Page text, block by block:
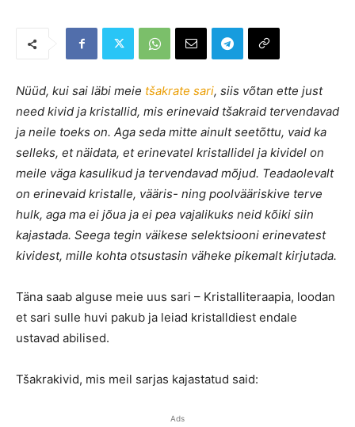
Nüüd, kui sai läbi meie tšakrate sari, siis võtan ette just
need kivid ja kristallid, mis erinevaid tšakraid tervendavad
ja neile toeks on. Aga seda mitte ainult seetõttu, vaid ka
selleks, et näidata, et erinevatel kristallidel ja kividel on
meile väga kasulikud ja tervendavad mõjud. Teadaolevalt
on erinevaid kristalle, vääris- ning poolvääriskive terve
hulk, aga ma ei jõua ja ei pea vajalikuks neid kõiki siin
kajastada. Seega tegin väikese selektsiooni erinevatest
kividest, mille kohta otsustasin väheke pikemalt kirjutada.
Täna saab alguse meie uus sari – Kristalliteraapia, loodan
et sari sulle huvi pakub ja leiad kristalldiest endale
ustavad abilised.
Tšakrakivid, mis meil sarjas kajastatud said:
Ads